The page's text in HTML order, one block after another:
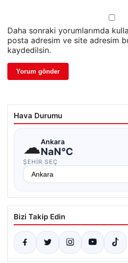
Daha sonraki yorumlarımda
posta adresim ve site adresim
kaydedilsin.
Hava Durumu
☁Ankara
NaN°C
ŞEHIR SEÇ
Bizi Takip Edin